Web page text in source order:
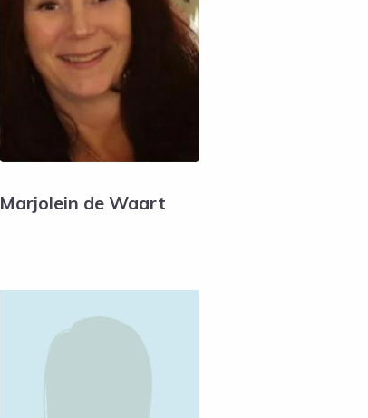
Marjolein de Waart